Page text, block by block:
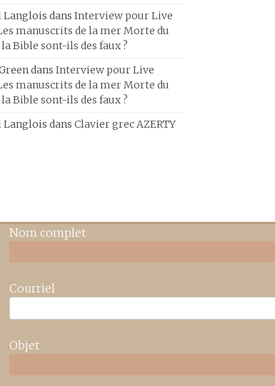
Langlois dans Interview pour Live
manuscrits de la mer Morte du
Bible sont-ils des faux ?
dans Interview pour Live
manuscrits de la mer Morte du
Bible sont-ils des faux ?
Langlois dans Clavier grec AZERTY
Nom complet
Courriel
Objet